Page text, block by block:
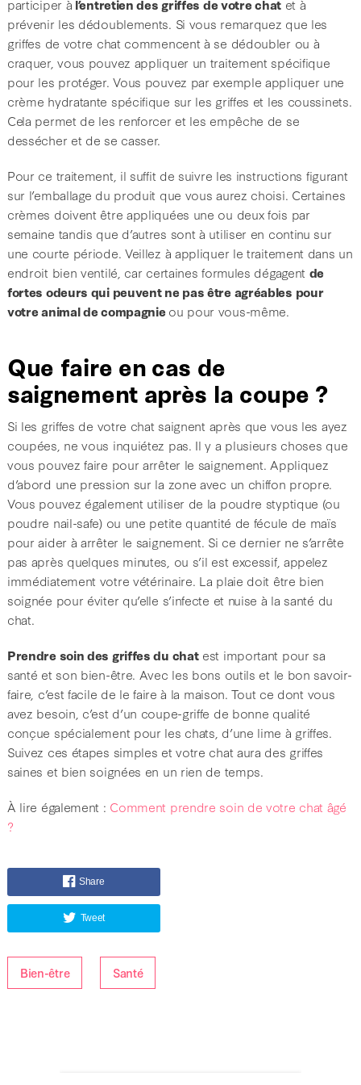
participer à l’entretien des griffes de votre chatet à
prévenir les dédoublements. Si vous remarquez que les
griffes de votre chat commencent à se dédoubler ou à
craquer, vous pouvez appliquer un traitement spécifique
pour les protéger. Vous pouvez par exemple appliquer une
crème hydratante spécifique sur les griffes et les coussinets.
Cela permet de les renforcer et les empêche de se
dessécher et de se casser.
Pour ce traitement, il suffit de suivre les instructions figurant
sur l’emballage du produit que vous aurez choisi. Certaines
crèmes doivent être appliquées une ou deux fois par
semaine tandis que d’autres sont à utiliser en continu sur
une courte période. Veillez à appliquer le traitement dans un
endroit bien ventilé, car certaines formules dégagent de
fortes odeurs qui peuvent ne pas être agréables pour
votre animal de compagnieou pour vous-même.
Que faire en cas de
saignement après la coupe ?
Si les griffes de votre chat saignent après que vous les ayez
coupées, ne vous inquiétez pas. Il y a plusieurs choses que
vous pouvez faire pour arrêter le saignement. Appliquez
d’abord une pression sur la zone avec un chiffon propre.
Vous pouvez également utiliser de la poudre styptique (ou
poudre nail-safe) ou une petite quantité de fécule de maïs
pour aider à arrêter le saignement. Si ce dernier ne s’arrête
pas après quelques minutes, ou s’il est excessif, appelez
immédiatement votre vétérinaire. La plaie doit être bien
soignée pour éviter qu’elle s’infecte et nuise à la santé du
chat.
Prendre soin des griffes du chatest important pour sa
santé et son bien-être. Avec les bons outils et le bon savoir-
faire, c’est facile de le faire à la maison. Tout ce dont vous
avez besoin, c’est d’un coupe-griffe de bonne qualité
conçue spécialement pour les chats, d’une lime à griffes.
Suivez ces étapes simples et votre chat aura des griffes
saines et bien soignées en un rien de temps.
À lire également : Comment prendre soin de votre chat âgé
?
Share
Tweet
Bien-être Santé